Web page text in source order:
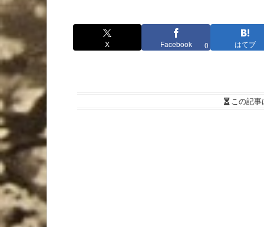
X Facebook 0 はてブ
この記事